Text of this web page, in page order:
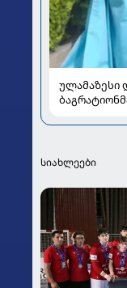
ულამაზესი
სიახლეები